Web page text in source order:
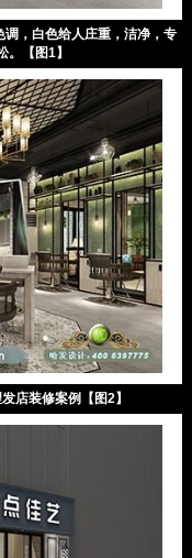
，白色给人庄重，洁净，专
【图1】
店装修案例【图2】